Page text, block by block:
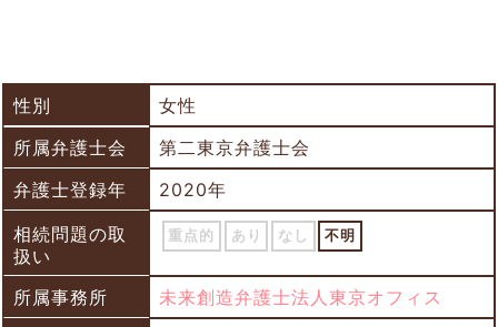
性別
女性
所属弁護士会
第二東京弁護士会
弁護士登録年
2020年
相続問題の取
扱い
重点的 あり なし 不明
所属事務所
未来創造弁護士法人東京オフィス